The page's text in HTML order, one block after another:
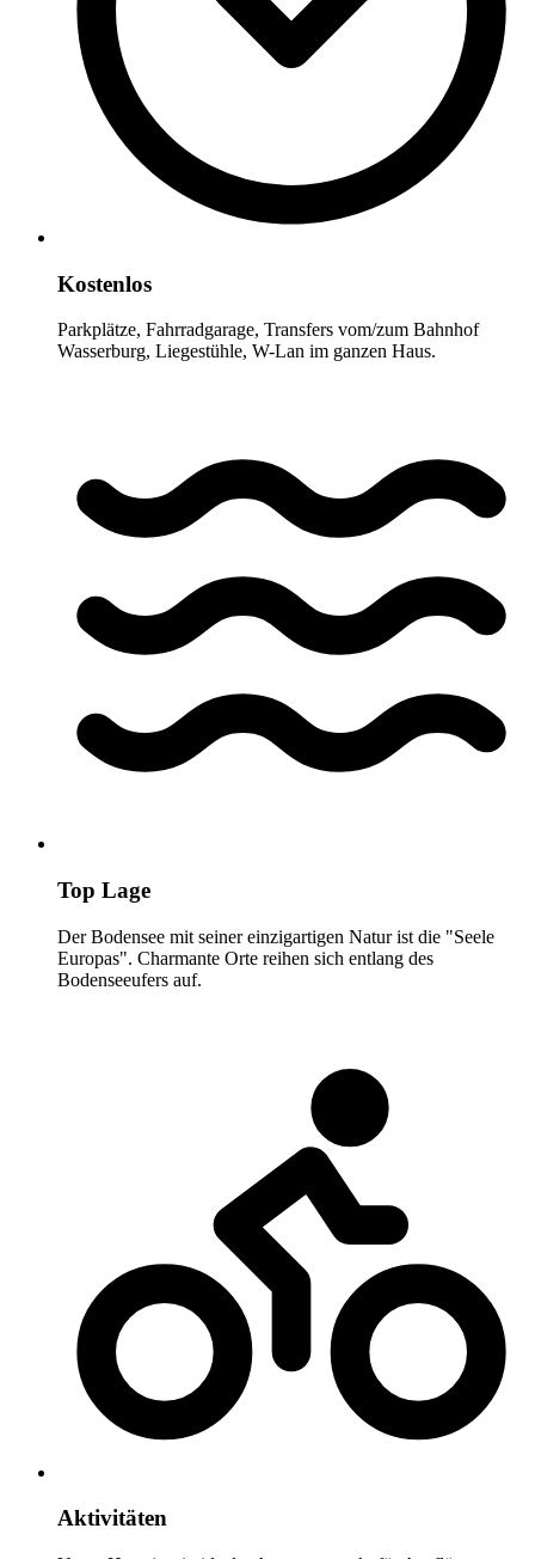
Kostenlos
Parkplätze, Fahrradgarage, Transfers vom/zum Bahnhof
Wasserburg, Liegestühle, W-Lan im ganzen Haus.
Top Lage
Der Bodensee mit seiner einzigartigen Natur ist die "Seele
Europas". Charmante Orte reihen sich entlang des
Bodenseeufers auf.
Aktivitäten